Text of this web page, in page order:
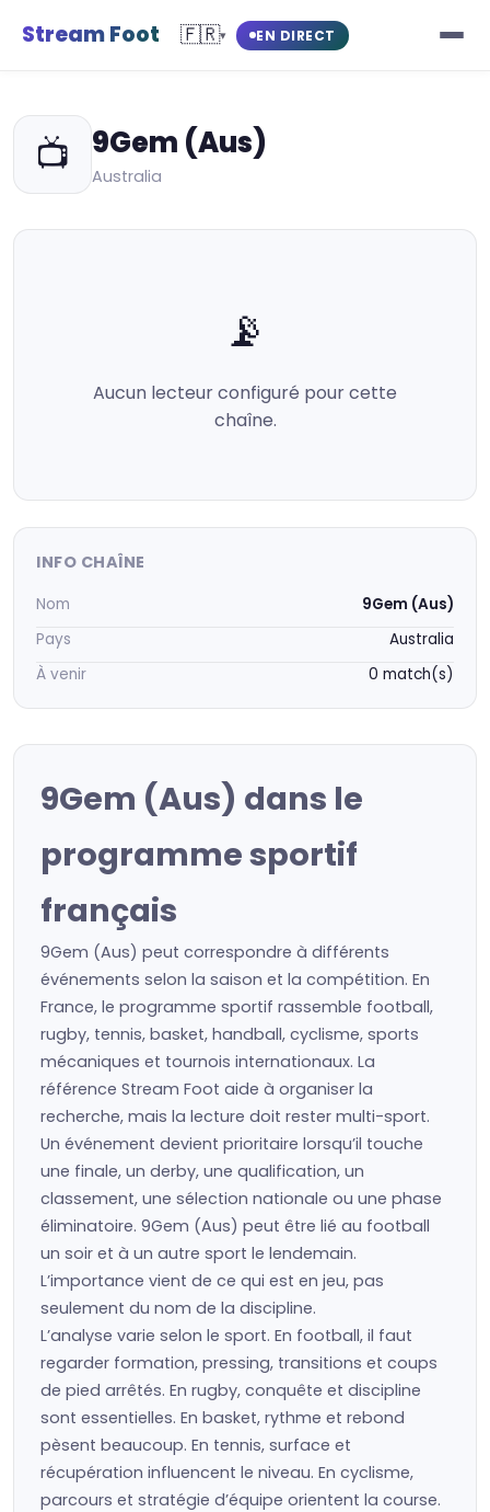
Stream Foot 🇫🇷▾ EN DIRECT
📺 9Gem (Aus)
Australia
📡
Aucun lecteur configuré pour cette
chaîne.
INFO CHAÎNE
Nom
9Gem (Aus)
Pays
Australia
À venir
0 match(s)
9Gem (Aus) dans le
programme sportif
français
9Gem (Aus) peut correspondre à différents
événements selon la saison et la compétition. En
France, le programme sportif rassemble football,
rugby, tennis, basket, handball, cyclisme, sports
mécaniques et tournois internationaux. La
référence Stream Foot aide à organiser la
recherche, mais la lecture doit rester multi-sport.
Un événement devient prioritaire lorsqu’il touche
une finale, un derby, une qualification, un
classement, une sélection nationale ou une phase
éliminatoire. 9Gem (Aus) peut être lié au football
un soir et à un autre sport le lendemain.
L’importance vient de ce qui est en jeu, pas
seulement du nom de la discipline.
L’analyse varie selon le sport. En football, il faut
regarder formation, pressing, transitions et coups
de pied arrêtés. En rugby, conquête et discipline
sont essentielles. En basket, rythme et rebond
pèsent beaucoup. En tennis, surface et
récupération influencent le niveau. En cyclisme,
parcours et stratégie d’équipe orientent la course.